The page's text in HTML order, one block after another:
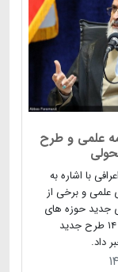
علمی و طرح
با اشاره به
علمی و برخی از
جدید حوزه های
علمیه، از ۱۴ طرح جدید
داد.